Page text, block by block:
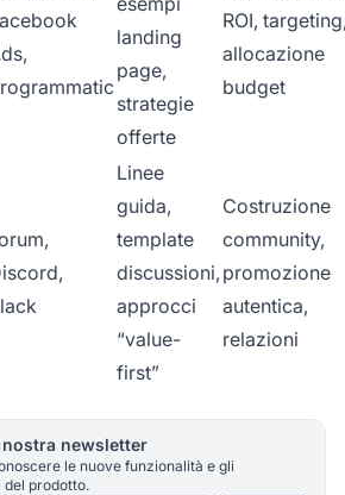
landing
page,
strategie
offerte
ROI,
allocazione
budget
Linee
guida,
template
discussioni,
approcci
“value-
first”
Costruzione
community,
promozione
autentica,
relazioni
newsletter
le nuove funzionalità e gli
prodotto.